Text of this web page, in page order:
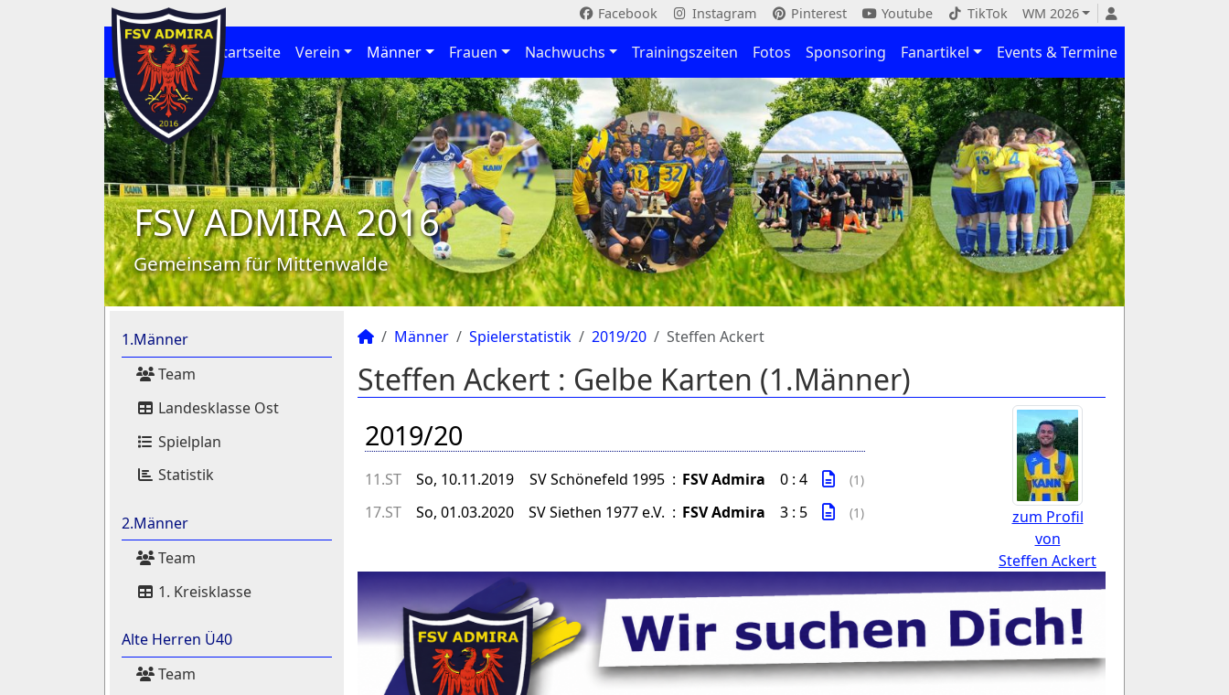
Facebook Instagram Pinterest Youtube TikTok WM 2026
Startseite Verein Männer Frauen Nachwuchs Trainingszeiten Fotos Sponsoring Fanartikel Events & Termine
FSV ADMIRA 2016
Gemeinsam für Mittenwalde
1.Männer
Team
Landesklasse Ost
Spielplan
Statistik
2.Männer
Team
1. Kreisklasse
Alte Herren Ü40
Team
Männer Spielerstatistik 2019/20 Steffen Ackert
Steffen Ackert : Gelbe Karten (1.Männer)
zum Profil
von
Steffen Ackert
2019/20
11.ST So, 10.11.2019 SV Schönefeld 1995 : FSV Admira 0 : 4 (1)
17.ST So, 01.03.2020 SV Siethen 1977 e.V. : FSV Admira 3 : 5 (1)